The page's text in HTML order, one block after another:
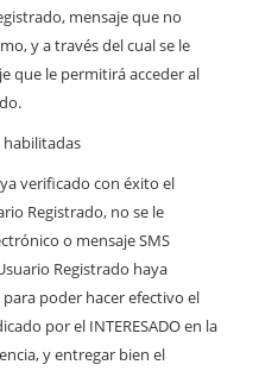
mensaje que no
y a través del cual se le
que le permitirá acceder al
habilitadas
verificado con éxito el
Registrado, no se le
o mensaje SMS
Registrado haya
poder hacer efectivo el
por el INTERESADO en la
y entregar bien el